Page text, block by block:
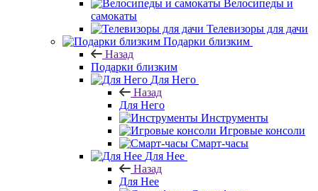
Велосипеды и
самокаты
Телевизоры для дачи
Подарки близким
Назад
Подарки близким
Для Него
Назад
Для Него
Инструменты
Игровые консоли
Смарт-часы
Для Нее
Назад
Для Нее